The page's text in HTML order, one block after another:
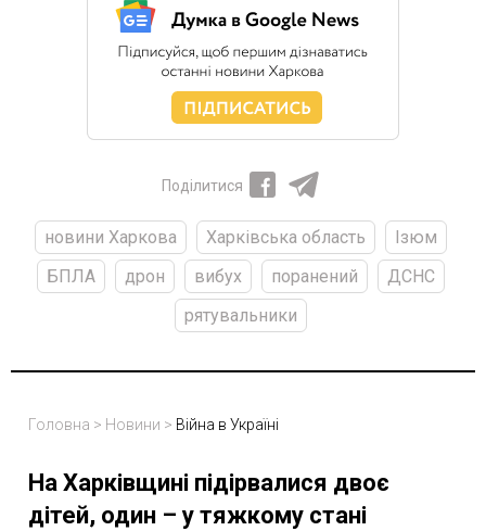
Поділитися
новини Харкова Харківська область
Ізюм
БПЛА
дрон вибух поранений
ДСНС
рятувальники
Головна > Новини > Війна в Україні
На Харківщині підірвалися двоє
дітей, один – у тяжкому стані